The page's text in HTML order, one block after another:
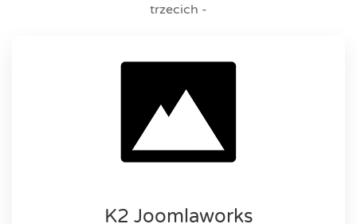
trzecich -
K2 Joomlaworks